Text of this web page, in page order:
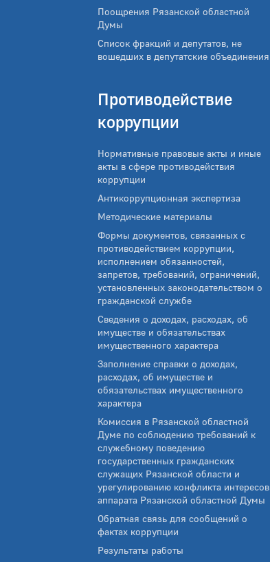
Поощрения Рязанской областной
Думы
Список фракций и депутатов, не
вошедших в депутатские объединения
Противодействие
коррупции
Нормативные правовые акты и иные
акты в сфере противодействия
коррупции
Антикоррупционная экспертиза
Методические материалы
Формы документов, связанных с
противодействием коррупции,
исполнением обязанностей,
запретов, требований, ограничений,
установленных законодательством о
гражданской службе
Сведения о доходах, расходах, об
имуществе и обязательствах
имущественного характера
Заполнение справки о доходах,
расходах, об имуществе и
обязательствах имущественного
характера
Комиссия в Рязанской областной
Думе по соблюдению требований к
служебному поведению
государственных гражданских
служащих Рязанской области и
урегулированию конфликта интересов
аппарата Рязанской областной Думы
Обратная связь для сообщений о
фактах коррупции
Результаты работы